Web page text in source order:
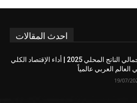
احدث المقالات
إجمالي الناتج المحلي 2025 | أداء الإقتصاد الكلي
العالم العربي عالمياً
19/07/